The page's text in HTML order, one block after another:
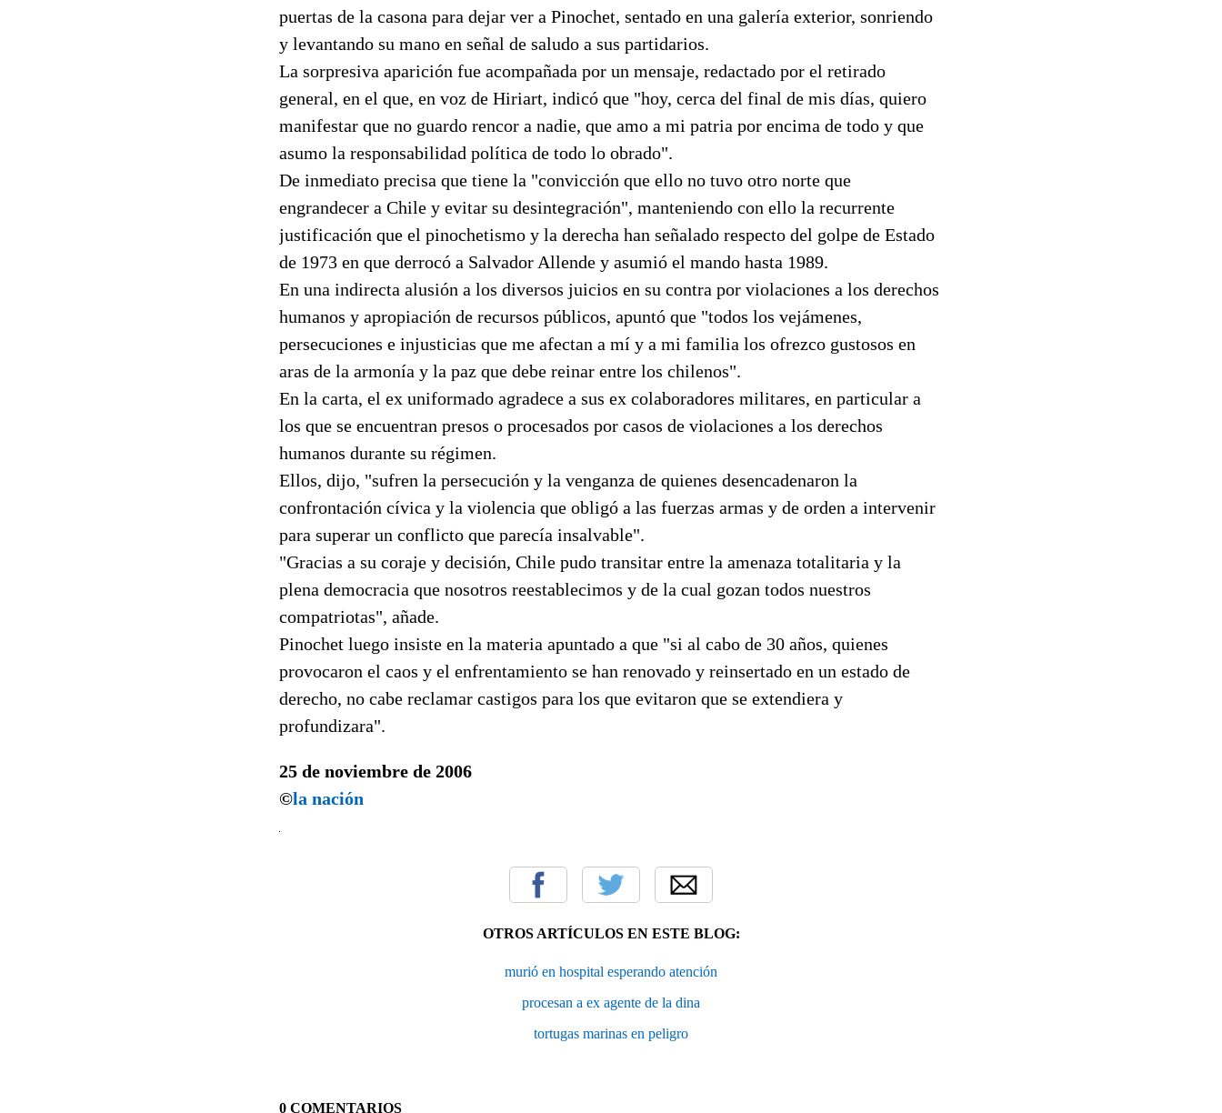
puertas de la casona para dejar ver a Pinochet, sentado en una galería exterior, sonriendo
y levantando su mano en señal de saludo a sus partidarios.
La sorpresiva aparición fue acompañada por un mensaje, redactado por el retirado
general, en el que, en voz de Hiriart, indicó que "hoy, cerca del final de mis días, quiero
manifestar que no guardo rencor a nadie, que amo a mi patria por encima de todo y que
asumo la responsabilidad política de todo lo obrado".
De inmediato precisa que tiene la "convicción que ello no tuvo otro norte que
engrandecer a Chile y evitar su desintegración", manteniendo con ello la recurrente
justificación que el pinochetismo y la derecha han señalado respecto del golpe de Estado
de 1973 en que derrocó a Salvador Allende y asumió el mando hasta 1989.
En una indirecta alusión a los diversos juicios en su contra por violaciones a los derechos
humanos y apropiación de recursos públicos, apuntó que "todos los vejámenes,
persecuciones e injusticias que me afectan a mí y a mi familia los ofrezco gustosos en
aras de la armonía y la paz que debe reinar entre los chilenos".
En la carta, el ex uniformado agradece a sus ex colaboradores militares, en particular a
los que se encuentran presos o procesados por casos de violaciones a los derechos
humanos durante su régimen.
Ellos, dijo, "sufren la persecución y la venganza de quienes desencadenaron la
confrontación cívica y la violencia que obligó a las fuerzas armas y de orden a intervenir
para superar un conflicto que parecía insalvable".
"Gracias a su coraje y decisión, Chile pudo transitar entre la amenaza totalitaria y la
plena democracia que nosotros reestablecimos y de la cual gozan todos nuestros
compatriotas", añade.
Pinochet luego insiste en la materia apuntado a que "si al cabo de 30 años, quienes
provocaron el caos y el enfrentamiento se han renovado y reinsertado en un estado de
derecho, no cabe reclamar castigos para los que evitaron que se extendiera y
profundizara".
25 de noviembre de 2006
©la nación
OTROS ARTÍCULOS EN ESTE BLOG:
murió en hospital esperando atención
procesan a ex agente de la dina
tortugas marinas en peligro
0 COMENTARIOS